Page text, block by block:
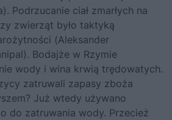
Podrzucanie ciał zmarłych na
zwierząt było taktyką
(Aleksander
Bodajże w Rzymie
wody i wina krwią trędowatych.
zatruwali zapasy zboża
Już wtedy używano
do zatruwania wody. Przecież